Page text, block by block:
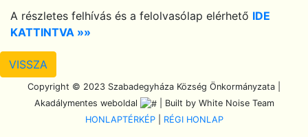
A részletes felhívás és a felolvasólap elérhető IDE
KATTINTVA »»
VISSZA
Scroll To Top
Copyright © 2023 Szabadegyháza Község Önkormányzata |
Akadálymentes weboldal
| Built by White Noise Team
HONLAPTÉRKÉP| RÉGI HONLAP